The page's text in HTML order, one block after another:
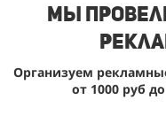
Мы
Организуем
от 1000 руб